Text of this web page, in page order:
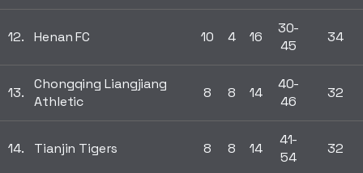
12. Henan FC 10 4 16
30-
45
34
13.
Chongqing Liangjiang
Athletic
8 8 14
40-
46
32
14. Tianjin Tigers 8 8 14
41-
54
32